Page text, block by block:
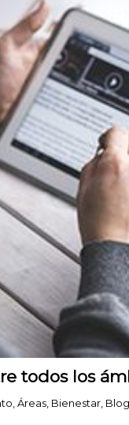
todos los
,Áreas, Bienestar, Blog